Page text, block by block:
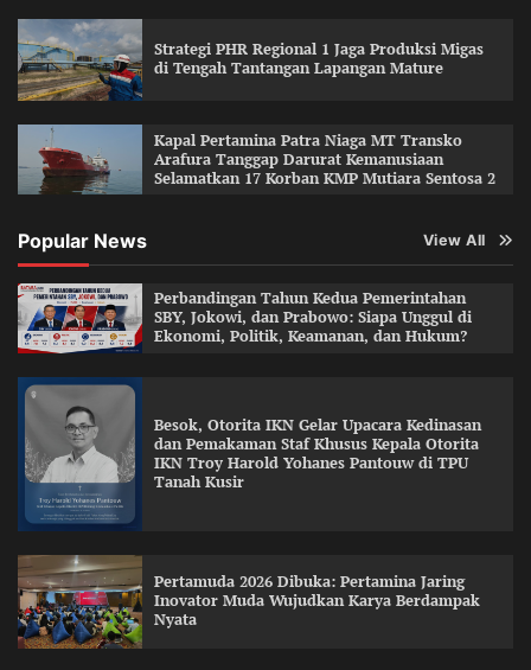
Strategi PHR Regional 1 Jaga Produksi Migas
di Tengah Tantangan Lapangan Mature
Kapal Pertamina Patra Niaga MT Transko
Arafura Tanggap Darurat Kemanusiaan
Selamatkan 17 Korban KMP Mutiara Sentosa 2
Popular News View All
Perbandingan Tahun Kedua Pemerintahan
SBY, Jokowi, dan Prabowo: Siapa Unggul di
Ekonomi, Politik, Keamanan, dan Hukum?
Besok, Otorita IKN Gelar Upacara Kedinasan
dan Pemakaman Staf Khusus Kepala Otorita
IKN Troy Harold Yohanes Pantouw di TPU
Tanah Kusir
Pertamuda 2026 Dibuka: Pertamina Jaring
Inovator Muda Wujudkan Karya Berdampak
Nyata